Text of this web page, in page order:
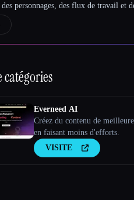
personnages, des flux de travail et
catégories
Everneed AI
Créez du contenu de
en faisant moins d'efforts.
VISITE